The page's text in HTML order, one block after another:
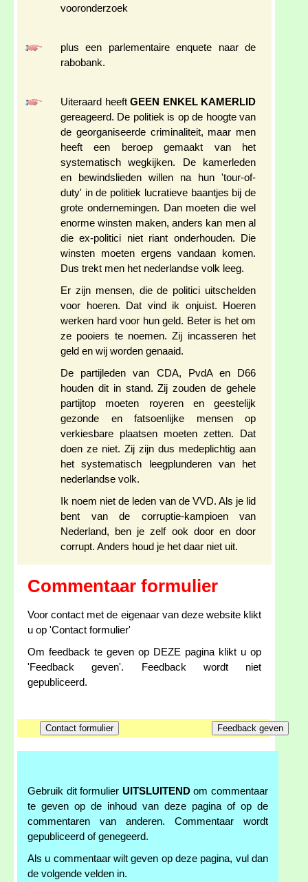
vooronderzoek
plus een parlementaire enquete naar de
rabobank.
Uiteraard heeft GEEN ENKEL KAMERLID
gereageerd. De politiek is op de hoogte van
de georganiseerde criminaliteit, maar men
heeft een beroep gemaakt van het
systematisch wegkijken. De kamerleden
en bewindslieden willen na hun 'tour-of-
duty' in de politiek lucratieve baantjes bij de
grote ondernemingen. Dan moeten die wel
enorme winsten maken, anders kan men al
die ex-politici niet riant onderhouden. Die
winsten moeten ergens vandaan komen.
Dus trekt men het nederlandse volk leeg.
Er zijn mensen, die de politici uitschelden
voor hoeren. Dat vind ik onjuist. Hoeren
werken hard voor hun geld. Beter is het om
ze pooiers te noemen. Zij incasseren het
geld en wij worden genaaid.
De partijleden van CDA, PvdA en D66
houden dit in stand. Zij zouden de gehele
partijtop moeten royeren en geestelijk
gezonde en fatsoenlijke mensen op
verkiesbare plaatsen moeten zetten. Dat
doen ze niet. Zij zijn dus medeplichtig aan
het systematisch leegplunderen van het
nederlandse volk.
Ik noem niet de leden van de VVD. Als je lid
bent van de corruptie-kampioen van
Nederland, ben je zelf ook door en door
corrupt. Anders houd je het daar niet uit.
Commentaar formulier
Voor contact met de eigenaar van deze website klikt
u op 'Contact formulier'
Om feedback te geven op DEZE pagina klikt u op
'Feedback geven'. Feedback wordt niet
gepubliceerd.
Gebruik dit formulier UITSLUITENDom commentaar
te geven op de inhoud van deze pagina of op de
commentaren van anderen. Commentaar wordt
gepubliceerd of genegeerd.
Als u commentaar wilt geven op deze pagina, vul dan
de volgende velden in.